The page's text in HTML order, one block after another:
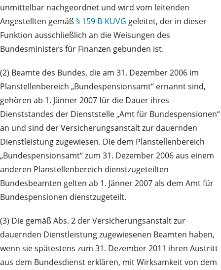
unmittelbar nachgeordnet und wird vom leitenden
Angestellten gemäß § 159 B-KUVG geleitet, der in dieser
Funktion ausschließlich an die Weisungen des
Bundesministers für Finanzen gebunden ist.
(2) Beamte des Bundes, die am 31. Dezember 2006 im
Planstellenbereich „Bundespensionsamt“ ernannt sind,
gehören ab 1. Jänner 2007 für die Dauer ihres
Dienststandes der Dienststelle „Amt für Bundespensionen“
an und sind der Versicherungsanstalt zur dauernden
Dienstleistung zugewiesen. Die dem Planstellenbereich
„Bundespensionsamt“ zum 31. Dezember 2006 aus einem
anderen Planstellen­bereich dienstzugeteilten
Bundesbeamten gelten ab 1. Jänner 2007 als dem Amt für
Bundespensionen dienstzugeteilt.
(3) Die gemäß Abs. 2 der Versicherungsanstalt zur
dauernden Dienstleistung zugewiesenen Beamten haben,
wenn sie spätestens zum 31. Dezember 2011 ihren Austritt
aus dem Bundesdienst erklären, mit Wirksamkeit von dem